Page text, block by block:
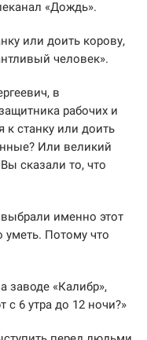
«Дождь».
или доить корову,
человек».
в
рабочих и
к станку или доить
Или великий
сказали то, что
именно этот
уметь. Потому что
заводе «Калибр»,
с 6 утра до 12 ночи?»